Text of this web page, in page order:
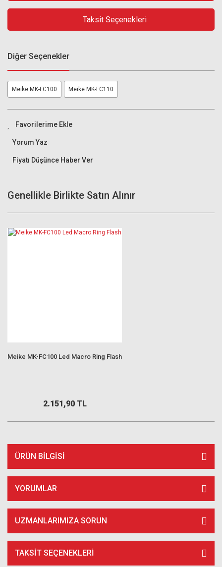
Taksit Seçenekleri
Diğer Seçenekler
Meike MK-FC100 Meike MK-FC110
Yorum Yaz
Fiyatı Düşünce Haber Ver
Genellikle Birlikte Satın Alınır
Meike MK-FC100 Led Macro Ring Flash
2.151,90 TL
ÜRÜN BILGISI
YORUMLAR
UZMANLARIMIZA SORUN
TAKSIT SEÇENEKLERI